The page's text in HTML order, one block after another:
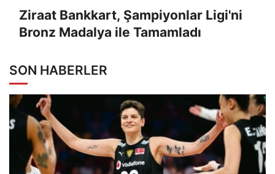
Ziraat Bankkart, Şampiyonlar Ligi'ni
Bronz Madalya ile Tamamladı
SON HABERLER